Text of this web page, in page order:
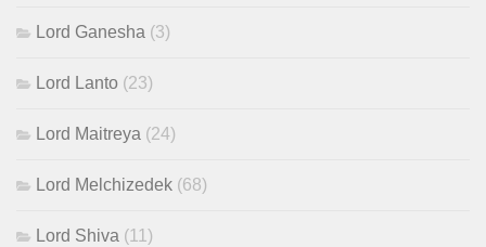
Lord Ganesha (3)
Lord Lanto (23)
Lord Maitreya (24)
Lord Melchizedek (68)
Lord Shiva (11)